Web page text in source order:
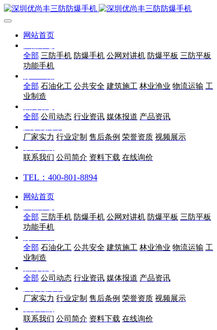
网站首页
全部 三防手机 防爆手机 公网对讲机 防爆平板 三防平板
功能手机
全部 石油化工 公共安全 建筑施工 林业渔业 物流运输 工
业制造
全部 公司动态 行业资讯 媒体报道 产品资讯
厂家实力 行业定制 售后条例 荣誉资质 视频展示
联系我们 公司简介 资料下载 在线询价
TEL：400-801-8894
网站首页
全部 三防手机 防爆手机 公网对讲机 防爆平板 三防平板
功能手机
全部 石油化工 公共安全 建筑施工 林业渔业 物流运输 工
业制造
全部 公司动态 行业资讯 媒体报道 产品资讯
厂家实力 行业定制 售后条例 荣誉资质 视频展示
联系我们 公司简介 资料下载 在线询价